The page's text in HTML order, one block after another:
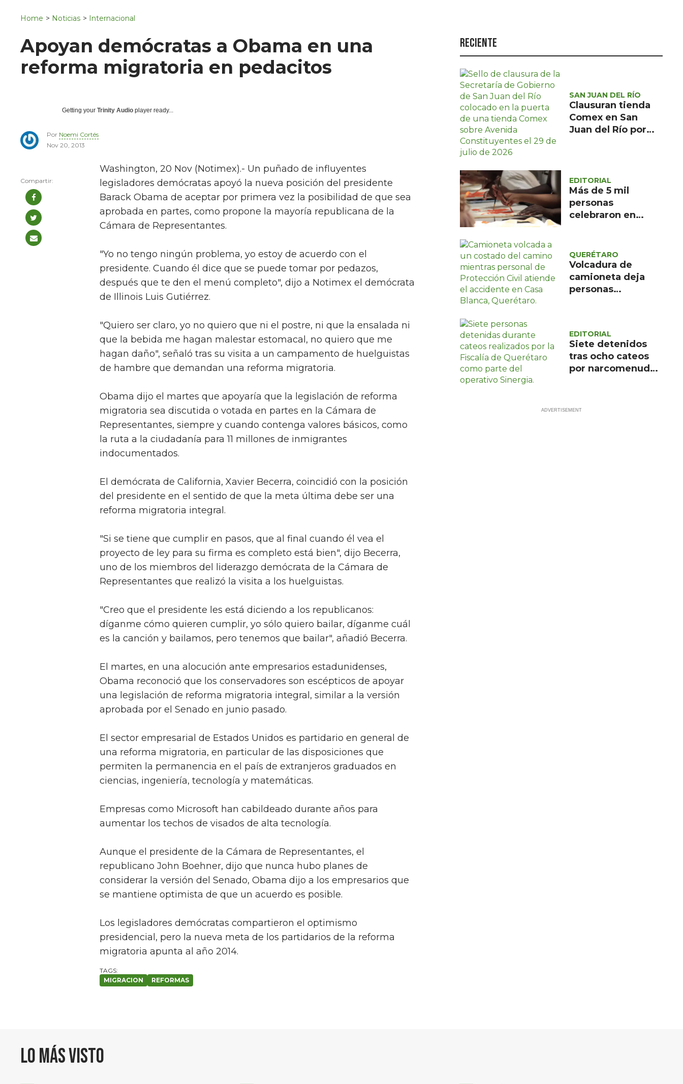
Política
Turismo
Asuntos Sociales
Estilo de vida
Home > Noticias > Internacional
Apoyan demócratas a Obama en una
reforma migratoria en pedacitos
Getting your Trinity Audio player ready...
Por Noemi Cortés
Nov 20, 2013
Washington, 20 Nov (Notimex).- Un puñado de influyentes
legisladores demócratas apoyó la nueva posición del presidente
Barack Obama de aceptar por primera vez la posibilidad de que sea
aprobada en partes, como propone la mayoría republicana de la
Cámara de Representantes.
"Yo no tengo ningún problema, yo estoy de acuerdo con el
presidente. Cuando él dice que se puede tomar por pedazos,
después que te den el menú completo", dijo a Notimex el demócrata
de Illinois Luis Gutiérrez.
"Quiero ser claro, yo no quiero que ni el postre, ni que la ensalada ni
que la bebida me hagan malestar estomacal, no quiero que me
hagan daño", señaló tras su visita a un campamento de huelguistas
de hambre que demandan una reforma migratoria.
Obama dijo el martes que apoyaría que la legislación de reforma
migratoria sea discutida o votada en partes en la Cámara de
Representantes, siempre y cuando contenga valores básicos, como
la ruta a la ciudadanía para 11 millones de inmigrantes
indocumentados.
El demócrata de California, Xavier Becerra, coincidió con la posición
del presidente en el sentido de que la meta última debe ser una
reforma migratoria integral.
"Si se tiene que cumplir en pasos, que al final cuando él vea el
proyecto de ley para su firma es completo está bien", dijo Becerra,
uno de los miembros del liderazgo demócrata de la Cámara de
Representantes que realizó la visita a los huelguistas.
"Creo que el presidente les está diciendo a los republicanos:
díganme cómo quieren cumplir, yo sólo quiero bailar, díganme cuál
es la canción y bailamos, pero tenemos que bailar", añadió Becerra.
El martes, en una alocución ante empresarios estadunidenses,
Obama reconoció que los conservadores son escépticos de apoyar
una legislación de reforma migratoria integral, similar a la versión
aprobada por el Senado en junio pasado.
El sector empresarial de Estados Unidos es partidario en general de
una reforma migratoria, en particular de las disposiciones que
permiten la permanencia en el país de extranjeros graduados en
ciencias, ingeniería, tecnología y matemáticas.
Empresas como Microsoft han cabildeado durante años para
aumentar los techos de visados de alta tecnología.
Aunque el presidente de la Cámara de Representantes, el
republicano John Boehner, dijo que nunca hubo planes de
considerar la versión del Senado, Obama dijo a los empresarios que
se mantiene optimista de que un acuerdo es posible.
Los legisladores demócratas compartieron el optimismo
presidencial, pero la nueva meta de los partidarios de la reforma
migratoria apunta al año 2014.
MIGRACION REFORMAS
Reciente
SAN JUAN DEL RÍO
Clausuran tienda
Comex en San
Juan del Río por
EDITORIAL
Más de 5 mil
personas
celebraron en
fundación con
música y talleres
comunitarios
QUERÉTARO
Volcadura de
camioneta deja
personas
EDITORIAL
Siete detenidos
tras ocho cateos
por narcomenudeo
Lo más visto